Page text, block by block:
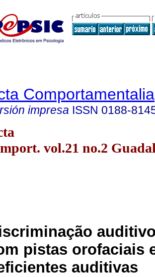
Comportamentalia
impresa ISSN 0188-
vol.21 no.2
pistas orofaciais
auditivas